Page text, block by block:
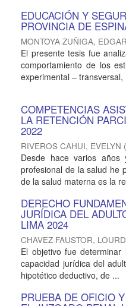
EDUCACIÓN Y
PROVINCIA DE
MONTOYA ZUÑIGA,
El presente tesis fue
comportamiento de los
experimental – transversal,
COMPETENCIAS
LA RETENCIÓN
2022
RIVEROS CAHUI, EVELYN (
Desde hace varios
profesional de la salud he
de la salud materna es la
DERECHO
JURÍDICA DEL
LIMA 2024
CHAVEZ FAUSTOR,
El objetivo fue
capacidad jurídica del
hipotético deductivo, de ...
PRUEBA DE OFICIO